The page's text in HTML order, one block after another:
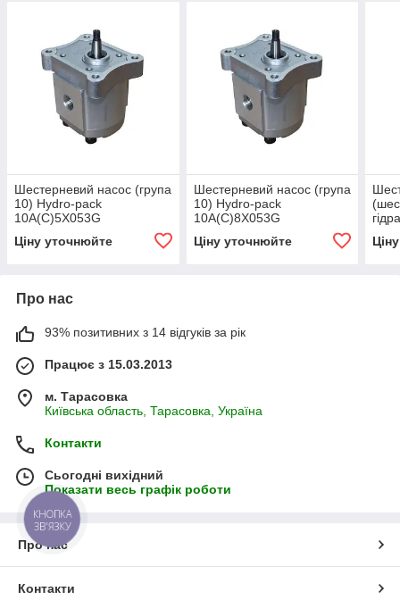
Шестерневий насос (група
10) Hydro-pack
10A(C)5X053G
Ціну уточнюйте
Шестерневий насос (група
10) Hydro-pack
10A(C)8X053G
Ціну уточнюйте
Про нас
93% позитивних з 14 відгуків за рік
Працює з 15.03.2013
м. Тарасовка
Київська область, Тарасовка, Україна
Контакти
Сьогодні вихідний
Показати весь графік роботи
Про нас
Контакти
КНОПКА
ЗВ'ЯЗКУ